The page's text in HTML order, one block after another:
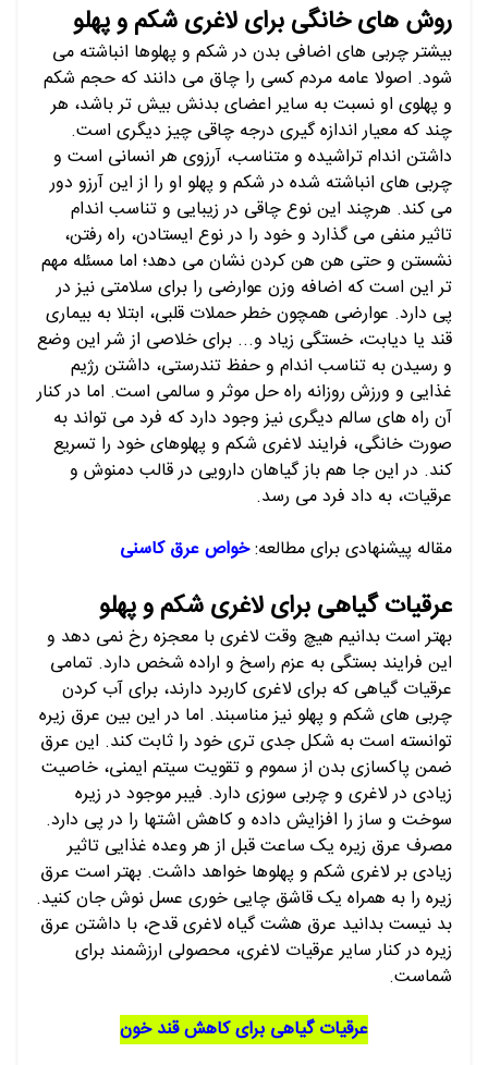
روش های خانگی برای لاغری شکم و پهلو
بیشتر چربی های اضافی بدن در شکم و پهلوها انباشته می
شود. اصولا عامه مردم کسی را چاق می دانند که حجم شکم
و پهلوی او نسبت به سایر اعضای بدنش بیش تر باشد، هر
چند که معیار اندازه گیری درجه چاقی چیز دیگری است.
داشتن اندام تراشیده و متناسب، آرزوی هر انسانی است و
چربی های انباشته شده در شکم و پهلو او را از این آرزو دور
می کند. هرچند این نوع چاقی در زیبایی و تناسب اندام
تاثیر منفی می گذارد و خود را در نوع ایستادن، راه رفتن،
نشستن و حتی هن هن کردن نشان می دهد؛ اما مسئله مهم
تر این است که اضافه وزن عوارضی را برای سلامتی نیز در
پی دارد. عوارضی همچون خطر حملات قلبی، ابتلا به بیماری
قند یا دیابت، خستگی زیاد و... برای خلاصی از شر این وضع
و رسیدن به تناسب اندام و حفظ تندرستی، داشتن رژیم
غذایی و ورزش روزانه راه حل موثر و سالمی است. اما در کنار
آن راه های سالم دیگری نیز وجود دارد که فرد می تواند به
صورت خانگی، فرایند لاغری شکم و پهلوهای خود را تسریع
کند. در این جا هم باز گیاهان دارویی در قالب دمنوش و
عرقیات، به داد فرد می رسد.
مقاله پیشنهادی برای مطالعه:خواص عرق کاسنی
عرقیات گیاهی برای لاغری شکم و پهلو
بهتر است بدانیم هیچ وقت لاغری با معجزه رخ نمی دهد و
این فرایند بستگی به عزم راسخ و اراده شخص دارد. تمامی
عرقیات گیاهی که برای لاغری کاربرد دارند، برای آب کردن
چربی های شکم و پهلو نیز مناسبند. اما در این بین عرق زیره
توانسته است به شکل جدی تری خود را ثابت کند. این عرق
ضمن پاکسازی بدن از سموم و تقویت سیتم ایمنی، خاصیت
زیادی در لاغری و چربی سوزی دارد. فیبر موجود در زیره
سوخت و ساز را افزایش داده و کاهش اشتها را در پی دارد.
مصرف عرق زیره یک ساعت قبل از هر وعده غذایی تاثیر
زیادی بر لاغری شکم و پهلوها خواهد داشت. بهتر است عرق
زیره را به همراه یک قاشق چایی خوری عسل نوش جان کنید.
بد نیست بدانید عرق هشت گیاه لاغری قدح، با داشتن عرق
زیره در کنار سایر عرقیات لاغری، محصولی ارزشمند برای
شماست.
عرقیات گیاهی برای کاهش قند خون